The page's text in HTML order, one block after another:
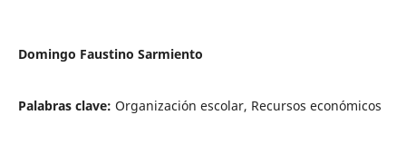
Domingo Faustino Sarmiento
Palabras clave: Organización escolar, Recursos económicos